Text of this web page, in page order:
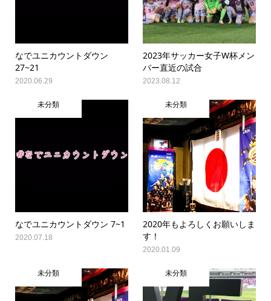
なでユニカウントダウン
27~21
2020.06.29
2023年サッカー女子W杯メン
バー直近の試合
2023.08.12
未分類
なでユニカウントダウン 7~1
2020.07.18
未分類
2020年もよろしくお願いしま
す！
2020.01.09
未分類 未分類